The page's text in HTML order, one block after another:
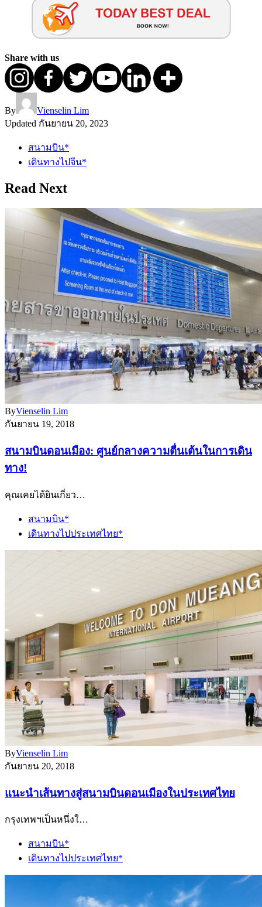
Share with us
By
Vienselin Lim
Updated กันยายน 20, 2023
สนามบิน*
เดินทางไปจีน*
Read Next
ByVienselin Lim
กันยายน 19, 2018
สนามบินดอนเมือง: ศูนย์กลางความตื่นเต้นในการเดิน
ทาง!
คุณเคยได้ยินเกี่ยว…
สนามบิน*
เดินทางไปประเทศไทย*
ByVienselin Lim
กันยายน 20, 2018
แนะนำเส้นทางสู่สนามบินดอนเมืองในประเทศไทย
กรุงเทพฯเป็นหนึ่งใ…
สนามบิน*
เดินทางไปประเทศไทย*